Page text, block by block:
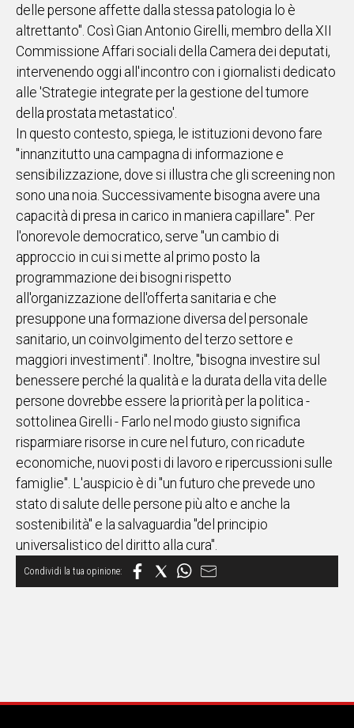
POLITICA
IN
ITALIA
NEL
MONDO
SPORT
EVENTI
STORIE
VIDEO
Vai
UNISCITI
AL CANALE
WHATSAPP
Social
delle persone affette dalla stessa patologia lo è
altrettanto". Così Gian Antonio Girelli, membro della XII
Commissione Affari sociali della Camera dei deputati,
intervenendo oggi all'incontro con i giornalisti dedicato
alle 'Strategie integrate per la gestione del tumore
della prostata metastatico'.
In questo contesto, spiega, le istituzioni devono fare
"innanzitutto una campagna di informazione e
sensibilizzazione, dove si illustra che gli screening non
sono una noia. Successivamente bisogna avere una
capacità di presa in carico in maniera capillare". Per
l'onorevole democratico, serve "un cambio di
approccio in cui si mette al primo posto la
programmazione dei bisogni rispetto
all'organizzazione dell'offerta sanitaria e che
presuppone una formazione diversa del personale
sanitario, un coinvolgimento del terzo settore e
maggiori investimenti". Inoltre, "bisogna investire sul
benessere perché la qualità e la durata della vita delle
persone dovrebbe essere la priorità per la politica -
sottolinea Girelli - Farlo nel modo giusto significa
risparmiare risorse in cure nel futuro, con ricadute
economiche, nuovi posti di lavoro e ripercussioni sulle
famiglie". L'auspicio è di "un futuro che prevede uno
stato di salute delle persone più alto e anche la
sostenibilità" e la salvaguardia "del principio
universalistico del diritto alla cura".